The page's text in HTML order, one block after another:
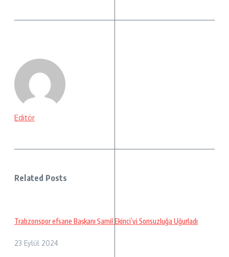
Editör
Related Posts
Trabzonspor efsane Başkanı Şamil Ekinci’yi Sonsuzluğa Uğurladı
23 Eylül 2024